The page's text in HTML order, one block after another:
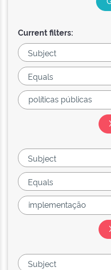
Current filters: